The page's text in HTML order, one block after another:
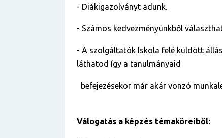
- Diákigazolványt adunk.
- Számos kedvezményünkből
- A szolgáltatók Iskola felé küldött
láthatod így a tanulmányaid
befejezésekor már akár vonzó
Válogatás a képzés témaköreiből: